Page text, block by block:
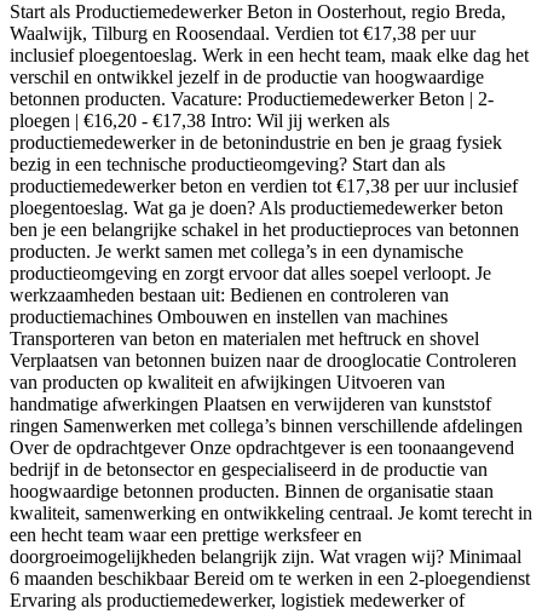
Start als Productiemedewerker Beton in Oosterhout, regio Breda,
Waalwijk, Tilburg en Roosendaal. Verdien tot €17,38 per uur
inclusief ploegentoeslag. Werk in een hecht team, maak elke dag het
verschil en ontwikkel jezelf in de productie van hoogwaardige
betonnen producten. Vacature: Productiemedewerker Beton | 2-
ploegen | €16,20 - €17,38 Intro: Wil jij werken als
productiemedewerker in de betonindustrie en ben je graag fysiek
bezig in een technische productieomgeving? Start dan als
productiemedewerker beton en verdien tot €17,38 per uur inclusief
ploegentoeslag. Wat ga je doen? Als productiemedewerker beton
ben je een belangrijke schakel in het productieproces van betonnen
producten. Je werkt samen met collega’s in een dynamische
productieomgeving en zorgt ervoor dat alles soepel verloopt. Je
werkzaamheden bestaan uit: Bedienen en controleren van
productiemachines Ombouwen en instellen van machines
Transporteren van beton en materialen met heftruck en shovel
Verplaatsen van betonnen buizen naar de drooglocatie Controleren
van producten op kwaliteit en afwijkingen Uitvoeren van
handmatige afwerkingen Plaatsen en verwijderen van kunststof
ringen Samenwerken met collega’s binnen verschillende afdelingen
Over de opdrachtgever Onze opdrachtgever is een toonaangevend
bedrijf in de betonsector en gespecialiseerd in de productie van
hoogwaardige betonnen producten. Binnen de organisatie staan
kwaliteit, samenwerking en ontwikkeling centraal. Je komt terecht in
een hecht team waar een prettige werksfeer en
doorgroeimogelijkheden belangrijk zijn. Wat vragen wij? Minimaal
6 maanden beschikbaar Bereid om te werken in een 2-ploegendienst
Ervaring als productiemedewerker, logistiek medewerker of